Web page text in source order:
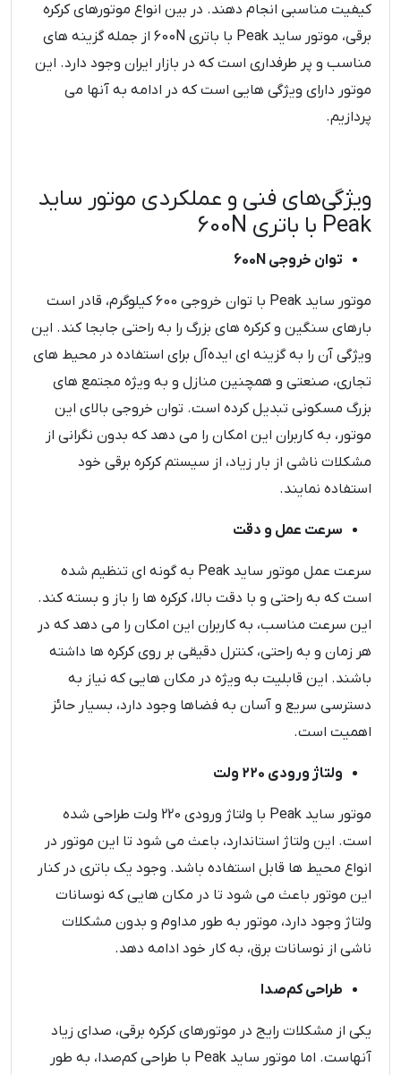
کیفیت مناسبی انجام دهند. در بین انواع موتورهای کرکره
برقی، موتور ساید Peak با باتری 600N از جمله گزینه های
مناسب و پر طرفداری است که در بازار ایران وجود دارد. این
موتور دارای ویژگی هایی است که در ادامه به آنها می
پردازیم.
ویژگی‌های فنی و عملکردی موتور ساید
Peak با باتری 600N
توان خروجی 600N
موتور ساید Peak با توان خروجی 600 کیلوگرم، قادر است
بارهای سنگین و کرکره‌ های بزرگ را به راحتی جابجا کند. این
ویژگی آن را به گزینه ‌ای ایده‌آل برای استفاده در محیط ‌های
تجاری، صنعتی و همچنین منازل و به ویژه مجتمع های
بزرگ مسکونی تبدیل کرده است. توان خروجی بالای این
موتور، به کاربران این امکان را می ‌دهد که بدون نگرانی از
مشکلات ناشی از بار زیاد، از سیستم کرکره برقی خود
استفاده نمایند.
سرعت عمل و دقت
سرعت عمل موتور ساید Peak به گونه ‌ای تنظیم شده
است که به راحتی و با دقت بالا، کرکره‌ ها را باز و بسته کند.
این سرعت مناسب، به کاربران این امکان را می‌ دهد که در
هر زمان و به راحتی، کنترل دقیقی بر روی کرکره‌ ها داشته
باشند. این قابلیت به ویژه در مکان‌ هایی که نیاز به
دسترسی سریع و آسان به فضاها وجود دارد، بسیار حائز
اهمیت است.
ولتاژ ورودی 220 ولت
موتور ساید Peak با ولتاژ ورودی 220 ولت طراحی شده
است. این ولتاژ استاندارد، باعث می شود تا این موتور در
انواع محیط ‌ها قابل استفاده باشد. وجود یک باتری در کنار
این موتور باعث می شود تا در مکان‌ هایی که نوسانات
ولتاژ وجود دارد، موتور به طور مداوم و بدون مشکلات
ناشی از نوسانات برق، به کار خود ادامه دهد.
طراحی کم‌صدا
یکی از مشکلات رایج در موتورهای کرکره برقی، صدای زیاد
آنهاست. اما موتور ساید Peak با طراحی کم‌صدا، به طور